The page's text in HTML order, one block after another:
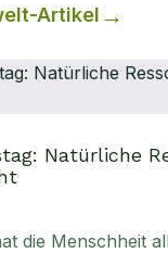
-Artikel
Natürliche
die Menschheit